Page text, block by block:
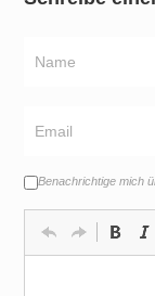
Benachrichtige mich